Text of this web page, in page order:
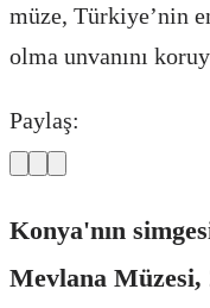
müze, Türkiye’nin
olma unvanını
Paylaş:
Konya'nın
Mevlana Müzesi,